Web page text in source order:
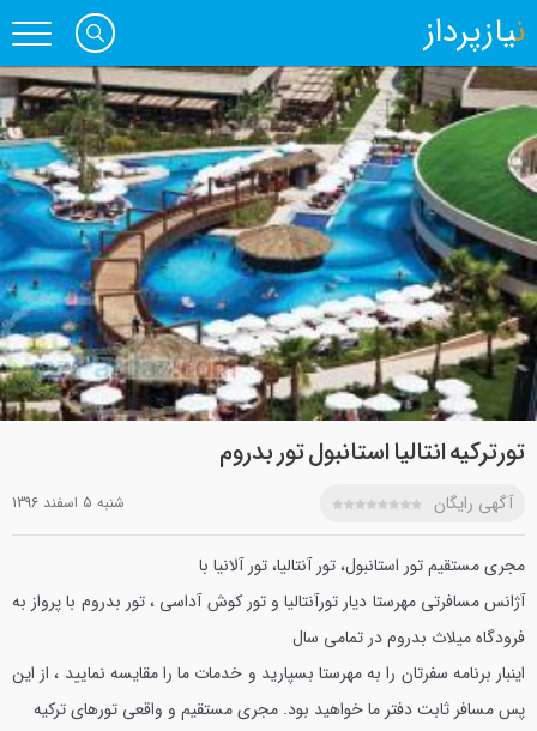
نیازپرداز
تورترکیه انتالیا استانبول تور بدروم
آگهی رایگان شنبه 5 اسفند 1396
مجری مستقیم تور استانبول، تور آنتالیا، تور آلانیا با
آژانس مسافرتی مهرستا دیار تورآنتالیا و تور کوش آداسی ، تور بدروم با پرواز به
فرودگاه میلاث بدروم در تمامی سال
اینبار برنامه سفرتان را به مهرستا بسپارید و خدمات ما را مقایسه نمایید ، از این
پس مسافر ثابت دفتر ما خواهید بود. مجری مستقیم و واقعی تورهای ترکیه